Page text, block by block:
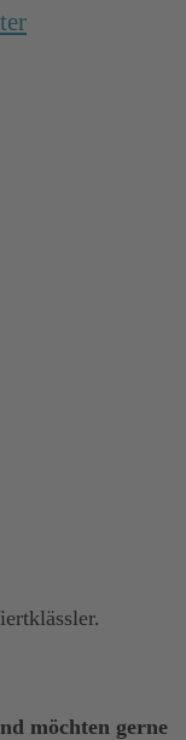
möchten gerne